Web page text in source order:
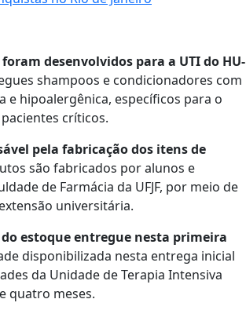
desenvolvidos para a UTI do HU-
shampoos e condicionadores com
e hipoalergênica, específicos para o
críticos.
pela fabricação dos itens de
são fabricados por alunos e
de Farmácia da UFJF, por meio de
universitária.
estoque entregue nesta primeira
disponibilizada nesta entrega inicial
da Unidade de Terapia Intensiva
quatro meses.